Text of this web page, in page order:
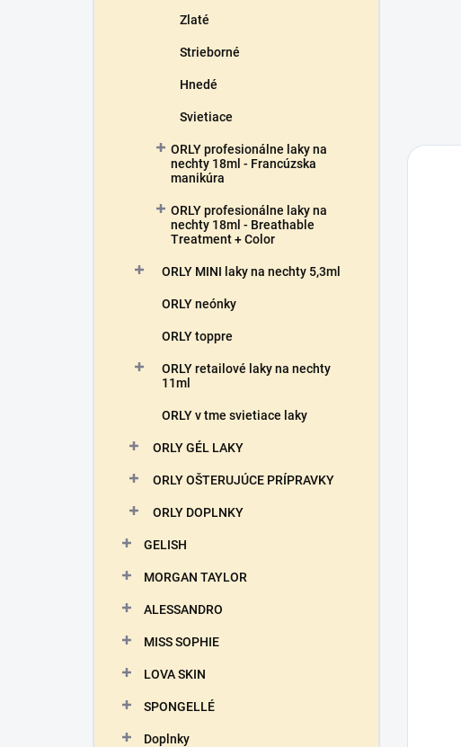
Zlaté
Strieborné
Hnedé
Svietiace
ORLY profesionálne laky na
nechty 18ml - Francúzska
manikúra
ORLY profesionálne laky na
nechty 18ml - Breathable
Treatment + Color
ORLY MINI laky na nechty 5,3ml
ORLY neónky
ORLY toppre
ORLY retailové laky na nechty
11ml
ORLY v tme svietiace laky
ORLY GÉL LAKY
ORLY OŠTERUJÚCE PRÍPRAVKY
ORLY DOPLNKY
GELISH
MORGAN TAYLOR
ALESSANDRO
MISS SOPHIE
LOVA SKIN
SPONGELLÉ
Doplnky